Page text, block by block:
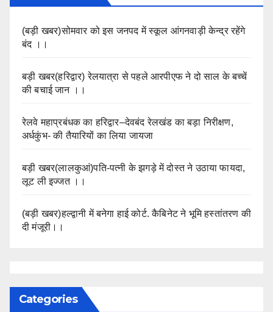
(बड़ी खबर)सोमवार को इस जनपद में स्कूल आंगनवाड़ी केन्द्र रहेंगे
बंद ।।
बड़ी खबर(हरिद्वार) रेलयात्रा से पहले आरपीएफ ने दो साल के बच्चें
की बचाई जान ।।
रेलवे महाप्रबंधक का हरिद्वार–देवबंद रेलखंड का बड़ा निरीक्षण,
अर्धकुंभ- की तैयारियों का लिया जायजा
बड़ी खबर(लालकुआं)पति-पत्नी के झगड़े में दोस्त ने उठाया फायदा,
लूट ली इज्जत ।।
(बड़ी खबर)हल्द्वानी में बनेगा हाई कोर्ट. कैबिनेट ने भूमि हस्तांतरण की
दी मंजूरी।।
Categories